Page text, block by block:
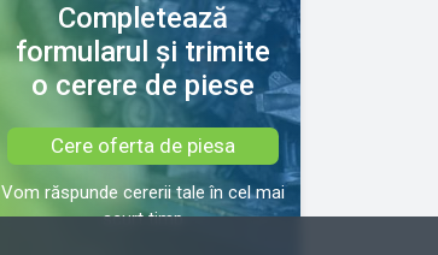
Completează
formularul și trimite
o cerere de piese
Cere oferta de piesa
Vom răspunde cererii tale în cel mai
scurt timp